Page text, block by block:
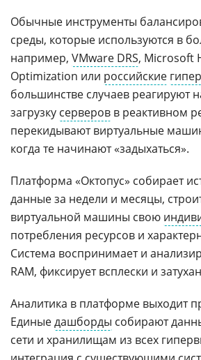
Обычные инструменты
среды, которые используются в
например, VMware DRS, Microsoft
Optimization или российские
большинстве случаев реагируют
загрузку серверов в реактивном
перекидывают виртуальные
когда те начинают «задыхаться».
Платформа «Октопус» собирает
данные за недели и месяцы,
виртуальной машины свою
потребления ресурсов и
Система воспринимает и
RAM, фиксирует всплески и
Аналитика в платформе выходит
Единыедашборды собирают
сети и хранилищам из всех